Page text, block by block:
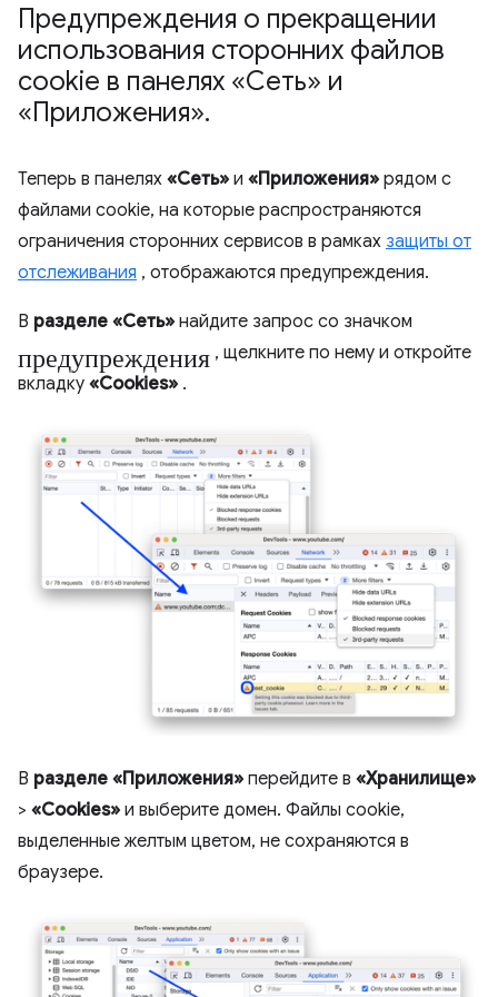
Предупреждения о прекращении
использования сторонних файлов
cookie в панелях «Сеть» и
«Приложения».
Теперь в панелях «Сеть» и «Приложения» рядом с
файлами cookie, на которые распространяются
ограничения сторонних сервисов в рамках защиты от
отслеживания , отображаются предупреждения.
В разделе «Сеть» найдите запрос со значком
предупреждения , щелкните по нему и откройте
вкладку «Cookies» .
В разделе «Приложения» перейдите в «Хранилище»
> «Cookies» и выберите домен. Файлы cookie,
выделенные желтым цветом, не сохраняются в
браузере.